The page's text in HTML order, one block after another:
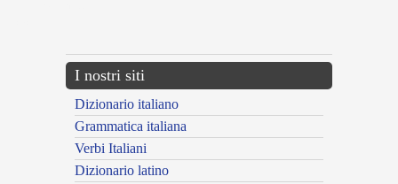
I nostri siti
Dizionario italiano
Grammatica italiana
Verbi Italiani
Dizionario latino